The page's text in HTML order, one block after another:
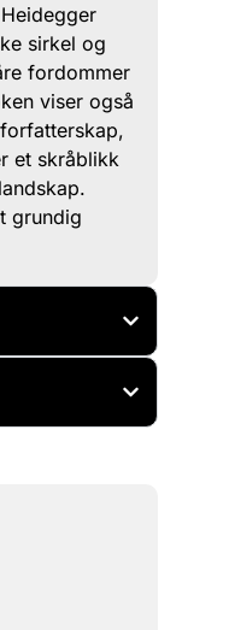
sirkel og
fordommer
viser også
et skråblikk
grundig